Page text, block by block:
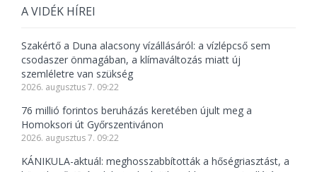
A VIDÉK HÍREI
Szakértő a Duna alacsony vízállásáról: a vízlépcső sem
csodaszer önmagában, a klímaváltozás miatt új
szemléletre van szükség
2026. augusztus 7. 09:22
76 millió forintos beruházás keretében újult meg a
Homoksori út Győrszentivánon
2026. augusztus 7. 09:22
KÁNIKULA-aktuál: meghosszabbították a hőségriasztást, a